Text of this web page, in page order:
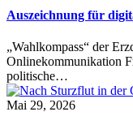
Auszeichnung für
„Wahlkompass“ der
Onlinekommunikation
politische…
Mai 29, 2026